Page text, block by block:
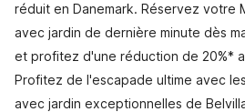
réduit en Danemark. Réservez votre
avec jardin de dernière minute dès
et profitez d'une réduction de 20%*
Profitez de l'escapade ultime avec
avec jardin exceptionnelles de